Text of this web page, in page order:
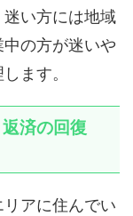
い方には地域
の方が迷いや
ます。
済の回復
アに住んでい